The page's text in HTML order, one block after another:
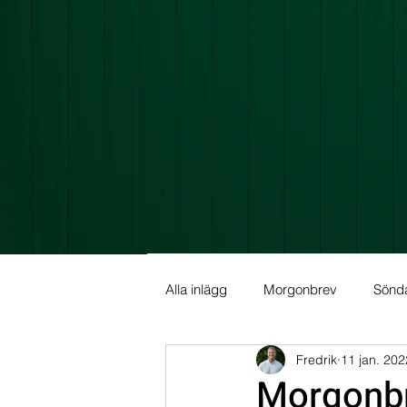
Alla inlägg Morgonbrev
Allmän info Fundamental
Fredrik 11 jan.